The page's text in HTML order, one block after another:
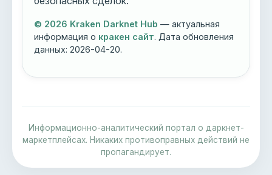
© 2026 Kraken Darknet Hub — актуальная
информация о кракен сайт. Дата обновления
данных:2026-04-20.
Информационно-аналитический портал о даркнет-
маркетплейсах. Никаких противоправных действий не
пропагандирует.